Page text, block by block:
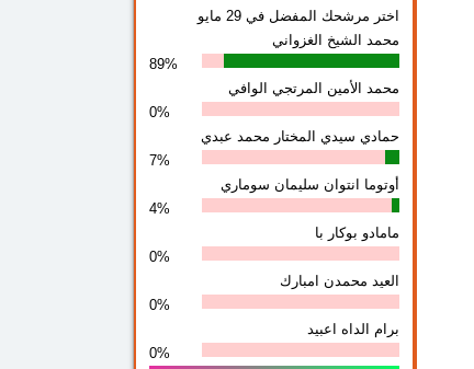
اختر مرشحك المفضل في 29 مايو
محمد الشيخ الغزواني
89%
محمد الأمين المرتجي الوافي
0%
حمادي سيدي المختار محمد عبدي
7%
أوتوما انتوان سلیمان سوماري
4%
مامادو بوكار با
0%
العيد محمدن امبارك
0%
برام الداه اعبيد
0%